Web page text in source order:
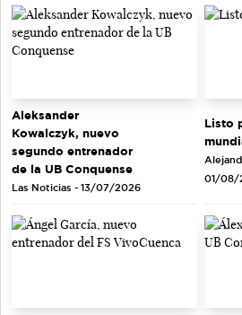
Aleksander
Kowalczyk, nuevo
segundo entrenador
de la UB Conquense
Las Noticias - 13/07/2026
Listo
01/08/